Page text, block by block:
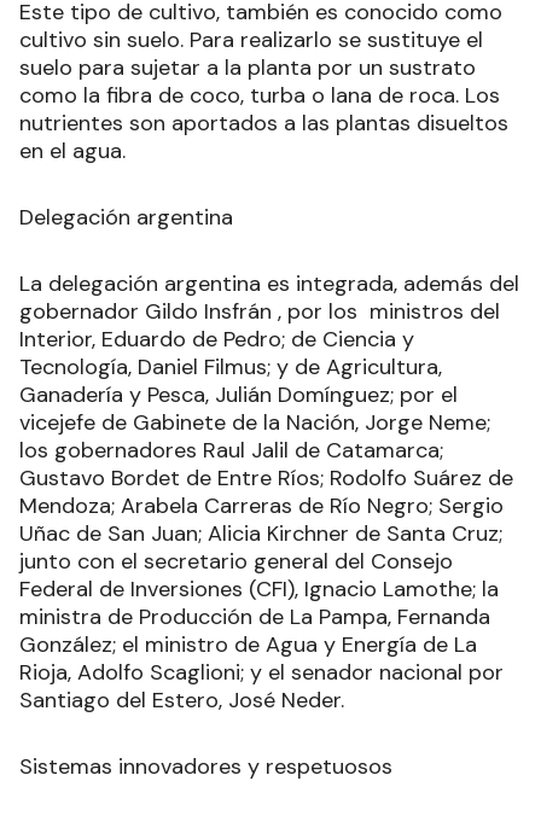
Este tipo de cultivo, también es conocido como
cultivo sin suelo. Para realizarlo se sustituye el
suelo para sujetar a la planta por un sustrato
como la fibra de coco, turba o lana de roca. Los
nutrientes son aportados a las plantas disueltos
en el agua.
Delegación argentina
La delegación argentina es integrada, además del
gobernador Gildo Insfrán , por los ministros del
Interior, Eduardo de Pedro; de Ciencia y
Tecnología, Daniel Filmus; y de Agricultura,
Ganadería y Pesca, Julián Domínguez; por el
vicejefe de Gabinete de la Nación, Jorge Neme;
los gobernadores Raul Jalil de Catamarca;
Gustavo Bordet de Entre Ríos; Rodolfo Suárez de
Mendoza; Arabela Carreras de Río Negro; Sergio
Uñac de San Juan; Alicia Kirchner de Santa Cruz;
junto con el secretario general del Consejo
Federal de Inversiones (CFI), Ignacio Lamothe; la
ministra de Producción de La Pampa, Fernanda
González; el ministro de Agua y Energía de La
Rioja, Adolfo Scaglioni; y el senador nacional por
Santiago del Estero, José Neder.
Sistemas innovadores y respetuosos